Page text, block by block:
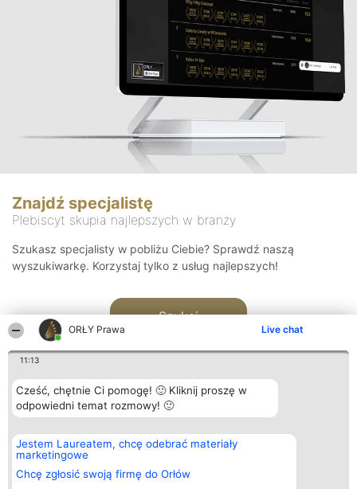
ORŁY Prawa Live chat
11:13
Cześć, chętnie Ci pomogę! 🙂 Kliknij proszę w
odpowiedni temat rozmowy! 🙂
Jestem Laureatem, chcę odebrać materiały
marketingowe
Chcę zgłosić swoją firmę do Orłów
Znajdź specjalistę
Plebiscyt skupia najlepszych w branży
Szukasz specjalisty w pobliżu Ciebie? Sprawdź naszą
wyszukiwarkę. Korzystaj tylko z usług najlepszych!
Szukaj
Organizator plebiscytu
Bright Side Solutions sp. z o.
o. sp. k.
ul. Ruska 22
Wrocław 50-079
Plebiscyt
Laureaci
wszystkich
Laureatów
Kontakt
Kontakt